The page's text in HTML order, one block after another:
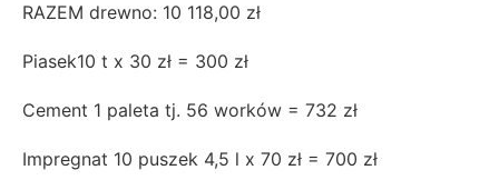
RAZEM drewno: 10 118,00 zł
Piasek10 t x 30 zł = 300 zł
Cement 1 paleta tj. 56 worków = 732 zł
Impregnat 10 puszek 4,5 l x 70 zł = 700 zł